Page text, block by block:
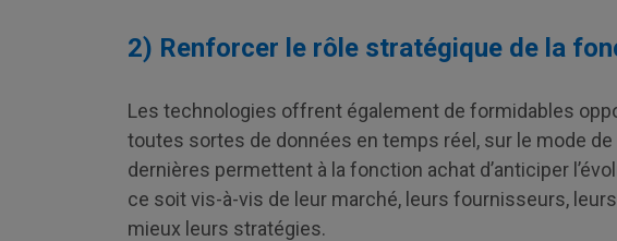
2) Renforcer le rôle stratégique de la
Les technologies offrent également de formidables
toutes sortes de données en temps réel, sur le mode de
dernières permettent à la fonction achat d’anticiper
ce soit vis-à-vis de leur marché, leurs fournisseurs,
mieux leurs stratégies.